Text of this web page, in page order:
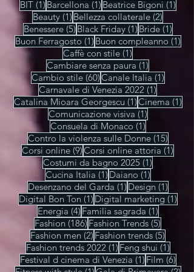
Art & fashion nights (1)1 post
Arte con Stile (1)1
Artist (1)1 post
Ary (1)1 post
Associazione IRIS (13)13 post
BIT (1)1 post
Barcellona (1)1 post
Beatrice Bigoni (1)1 post
Beauty (1)1 post
Bellezza collaterale (2)2 post
Benessere (5)5 post
Black Friday (1)1 post
Bride
Buon Ferragosto (1)1 post
Buon compleanno
Caffè con stile (1)1 post
Cambiare senza paura (1)1 post
Cambio stile (60)60 post
Canale Italia (1)1 post
Carnavale di Venezia 2022 (1)
Catalina Mioara Georgescu (1)1 post
Cinema
Comunicazione visiva (1)1 post
Consuela di Monaco (1)1 post
Contro la violenza sulle Donne
Corsi online (9)9 post
Corsi online attoria (1)
Costumi da bagno 2025 (1)1 post
Cucina Italia (1)1 post
Daiano (1)1 post
Desenzano del Garda (1)1 post
Design (1)
Digital Bon Ton (1)1 post
Digital marketing
Energia (4)4 post
Familia sagrada (1)1 post
Fashion (186)186 post
Fashion Trends (5)5 post
Fashion men (2)2 post
Fashion trends (5)5 post